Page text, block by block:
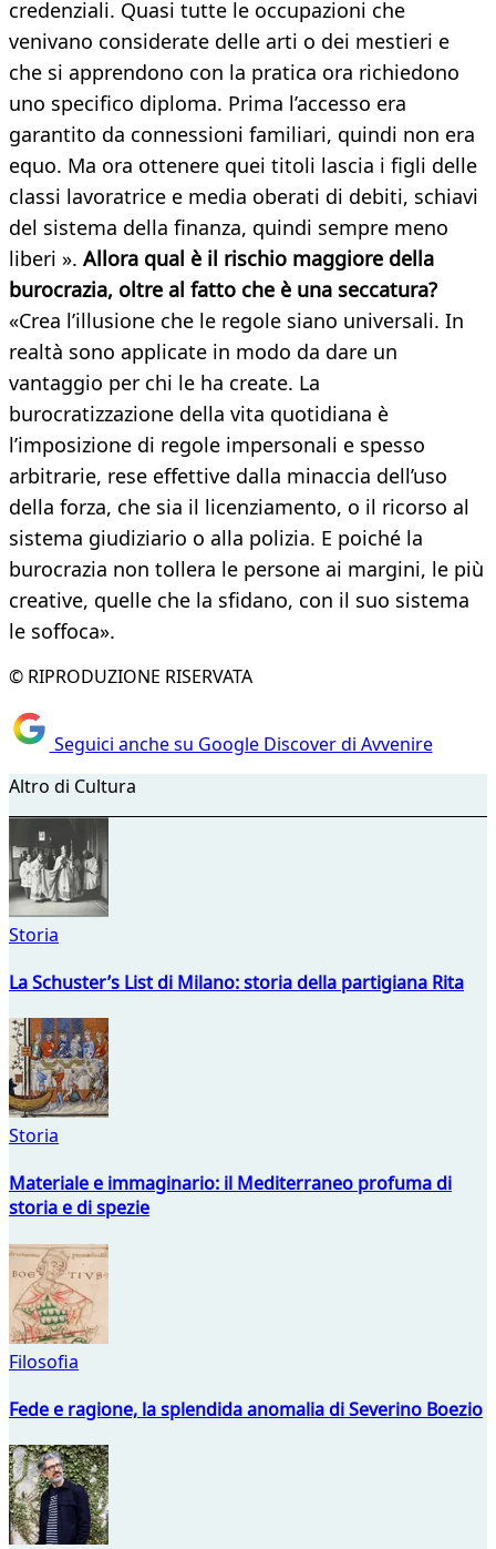
credenziali. Quasi tutte le occupazioni che
venivano considerate delle arti o dei mestieri e
che si apprendono con la pratica ora richiedono
uno specifico diploma. Prima l’accesso era
garantito da connessioni familiari, quindi non era
equo. Ma ora ottenere quei titoli lascia i figli delle
classi lavoratrice e media oberati di debiti, schiavi
del sistema della finanza, quindi sempre meno
liberi ». Allora qual è il rischio maggiore della
burocrazia, oltre al fatto che è una seccatura?
«Crea l’illusione che le regole siano universali. In
realtà sono applicate in modo da dare un
vantaggio per chi le ha create. La
burocratizzazione della vita quotidiana è
l’imposizione di regole impersonali e spesso
arbitrarie, rese effettive dalla minaccia dell’uso
della forza, che sia il licenziamento, o il ricorso al
sistema giudiziario o alla polizia. E poiché la
burocrazia non tollera le persone ai margini, le più
creative, quelle che la sfidano, con il suo sistema
le soffoca».
© RIPRODUZIONE RISERVATA
Seguici anche su Google Discover di Avvenire
Altro di Cultura
Storia
La Schuster’s List di Milano: storia della partigiana Rita
Storia
Materiale e immaginario: il Mediterraneo profuma di
storia e di spezie
Filosofia
Fede e ragione, la splendida anomalia di Severino Boezio